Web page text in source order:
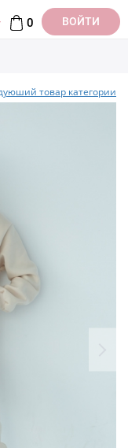
0 ВОЙТИ
товар категории